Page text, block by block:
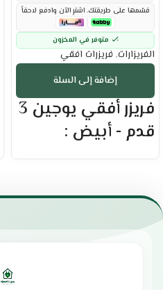
قسّمها على طريقتك. اشترِ الآن وادفع لاحقاً
متوفر في المخزون
الفريزارات, فريزرات افقي
إضافة إلى السلة
فريزر أفقي يوجين 3
قدم - أبيض :
تحكم يدوي بمستويات التبريد
تدفق هواء متعدد الاتجاهات